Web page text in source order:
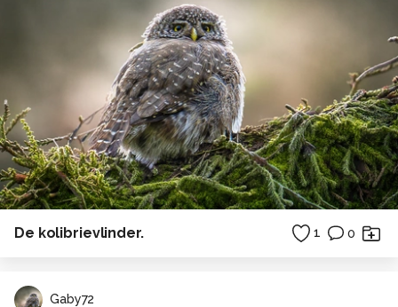
De kolibrievlinder. 1 0
Gaby72